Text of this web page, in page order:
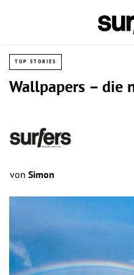
TOP STORIES
Wallpapers – die
von Simon